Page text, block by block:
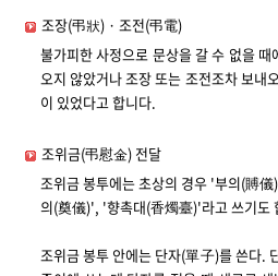
조장(弔狀) · 조전(弔電)
불가피한 사정으로 문상을 갈 수 없을
오지 않았거나 조장 또는 조전조차 보내
이 있었다고 합니다.
조위금(弔慰金) 전달
조위금 봉투에는 초상의 경우 '부의(賻
의(奠儀)', '향촉대(香燭臺)'라고 쓰기도
조위금 봉투 안에는 단자(單子)를 쓴다.